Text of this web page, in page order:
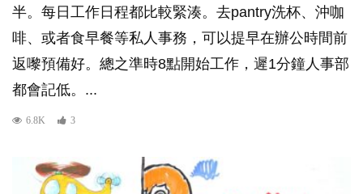
半。每日工作日程都比較緊湊。去pantry洗杯、沖咖
啡、或者食早餐等私人事務，可以提早在辦公時間前
返嚟預備好。總之準時8點開始工作，遲1分鐘人事部
都會記低。...
6.8K 3